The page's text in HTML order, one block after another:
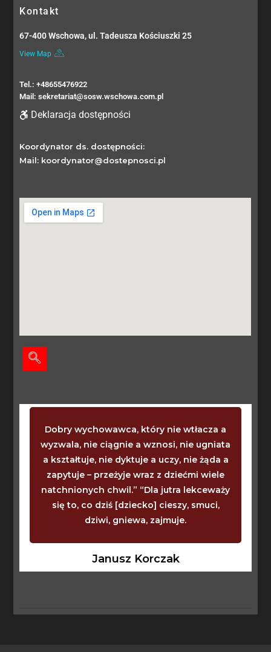
Kontakt
67-400 Wschowa, ul. Tadeusza Kościuszki 25
View Map
Tel.: +48655476922
Mail: sekretariat@sosw.wschowa.com.pl
Deklaracja dostępności
Koordynator ds. dostępności:
Mail: koordynator@dostepnosci.pl
Dobry wychowawca, który nie wtłacza a
wyzwala, nie ciągnie a wznosi, nie ugniata
a kształtuje, nie dyktuje a uczy, nie żąda a
zapytuje – przeżyje wraz z dziećmi wiele
natchnionych chwil.” “Dla jutra lekceważy
się to, co dziś [dziecko] cieszy, smuci,
dziwi, gniewa, zajmuje.
Janusz Korczak